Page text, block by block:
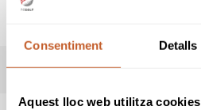
Consentiment Detalls
Aquest lloc web utilitza cookies
LIVESCORING